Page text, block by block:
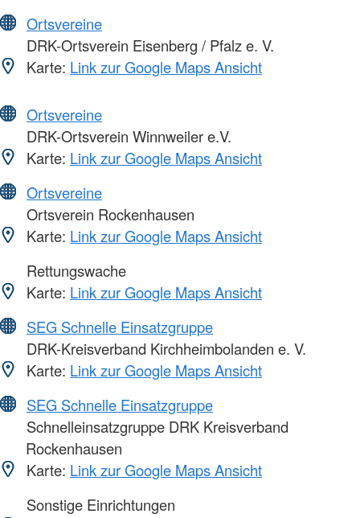
Ortsvereine
DRK-Ortsverein Eisenberg / Pfalz e. V.
Karte: Link zur Google Maps Ansicht
Ortsvereine
DRK-Ortsverein Winnweiler e.V.
Karte: Link zur Google Maps Ansicht
Ortsvereine
Ortsverein Rockenhausen
Karte: Link zur Google Maps Ansicht
Rettungswache
Karte: Link zur Google Maps Ansicht
SEG Schnelle Einsatzgruppe
DRK-Kreisverband Kirchheimbolanden e. V.
Karte: Link zur Google Maps Ansicht
SEG Schnelle Einsatzgruppe
Schnelleinsatzgruppe DRK Kreisverband
Rockenhausen
Karte: Link zur Google Maps Ansicht
Sonstige Einrichtungen